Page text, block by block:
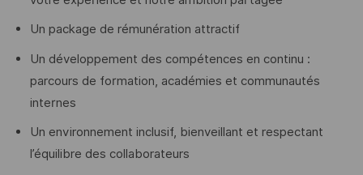
Un package de rémunération attractif
Un développement des compétences en continu :
parcours de formation, académies et communautés
internes
Un environnement inclusif, bienveillant et respectant
l’équilibre des collaborateurs